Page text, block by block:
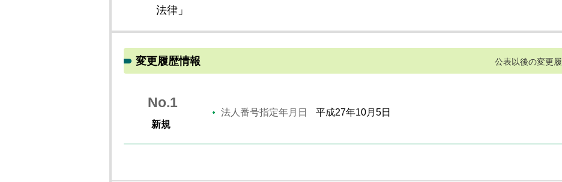
法律」
変更履歴情報 公表以後の変更
No.1
新規
法人番号指定年月日 平成27年10月5日